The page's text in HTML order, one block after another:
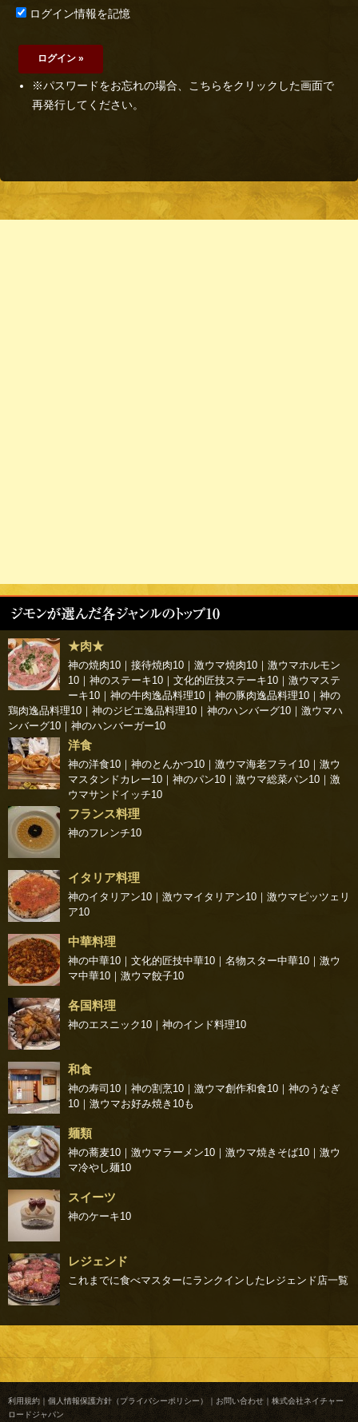
ログイン情報を記憶
※パスワードをお忘れの場合、こちらをクリックした画面で
再発行してください。
★肉★
神の焼肉10 ｜ 接待焼肉10 ｜ 激ウマ焼肉10 ｜ 激ウマホルモン
10 ｜ 神のステーキ10 ｜ 文化的匠技ステーキ10 ｜ 激ウマステ
ーキ10 ｜ 神の牛肉逸品料理10 ｜ 神の豚肉逸品料理10 ｜ 神の
鶏肉逸品料理10 ｜ 神のジビエ逸品料理10 ｜ 神のハンバーグ10 ｜ 激ウマハ
ンバーグ10 ｜ 神のハンバーガー10
洋食
神の洋食10 ｜ 神のとんかつ10 ｜ 激ウマ海老フライ10 ｜ 激ウ
マスタンドカレー10 ｜ 神のパン10 ｜ 激ウマ総菜パン10 ｜ 激
ウマサンドイッチ10
フランス料理
神のフレンチ10
イタリア料理
神のイタリアン10 ｜ 激ウマイタリアン10 ｜ 激ウマピッツェリ
ア10
中華料理
神の中華10 ｜ 文化的匠技中華10 ｜ 名物スター中華10 ｜ 激ウ
マ中華10 ｜ 激ウマ餃子10
各国料理
神のエスニック10 ｜ 神のインド料理10
和食
神の寿司10 ｜ 神の割烹10 ｜ 激ウマ創作和食10 ｜ 神のうなぎ
10 ｜ 激ウマお好み焼き10も
麺類
神の蕎麦10 ｜ 激ウマラーメン10 ｜ 激ウマ焼きそば10 ｜ 激ウ
マ冷やし麺10
スイーツ
神のケーキ10
レジェンド
これまでに食べマスターにランクインしたレジェンド店一覧
利用規約 ｜ 個人情報保護方針（プライバシーポリシー） ｜ お問い合わせ ｜ 株式会社ネイチャー
ロードジャパン